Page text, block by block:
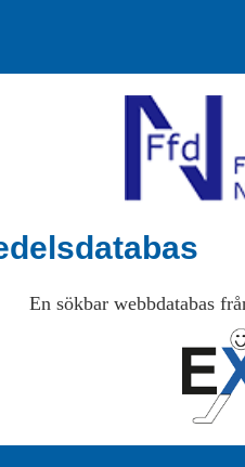
En sökbar webbdatabas